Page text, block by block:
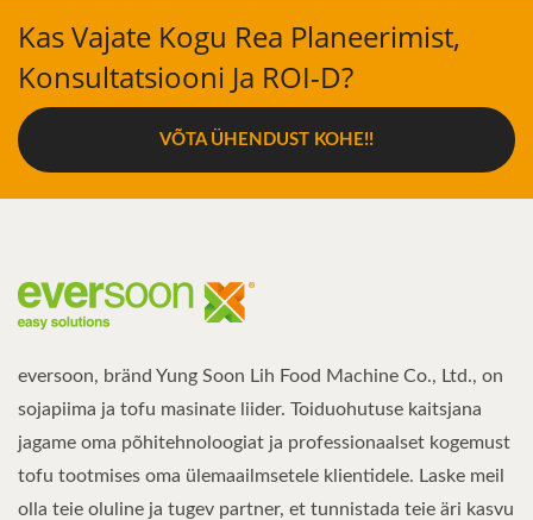
Kas Vajate Kogu Rea Planeerimist,
Konsultatsiooni Ja ROI-D?
VÕTA ÜHENDUST KOHE!!
eversoon, bränd Yung Soon Lih Food Machine Co., Ltd., on
sojapiima ja tofu masinate liider. Toiduohutuse kaitsjana
jagame oma põhitehnoloogiat ja professionaalset kogemust
tofu tootmises oma ülemaailmsetele klientidele. Laske meil
olla teie oluline ja tugev partner, et tunnistada teie äri kasvu